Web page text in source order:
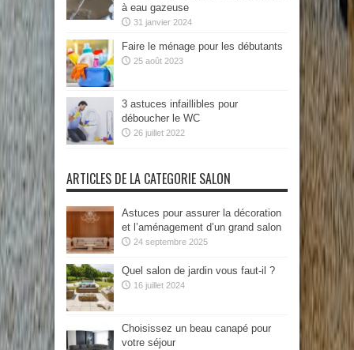
à eau gazeuse
31 janvier 2024
Faire le ménage pour les débutants
25 août 2023
3 astuces infaillibles pour
déboucher le WC
26 juillet 2022
ARTICLES DE LA CATEGORIE SALON
Astuces pour assurer la décoration
et l’aménagement d’un grand salon
24 septembre 2025
Quel salon de jardin vous faut-il ?
16 juillet 2024
Choisissez un beau canapé pour
votre séjour